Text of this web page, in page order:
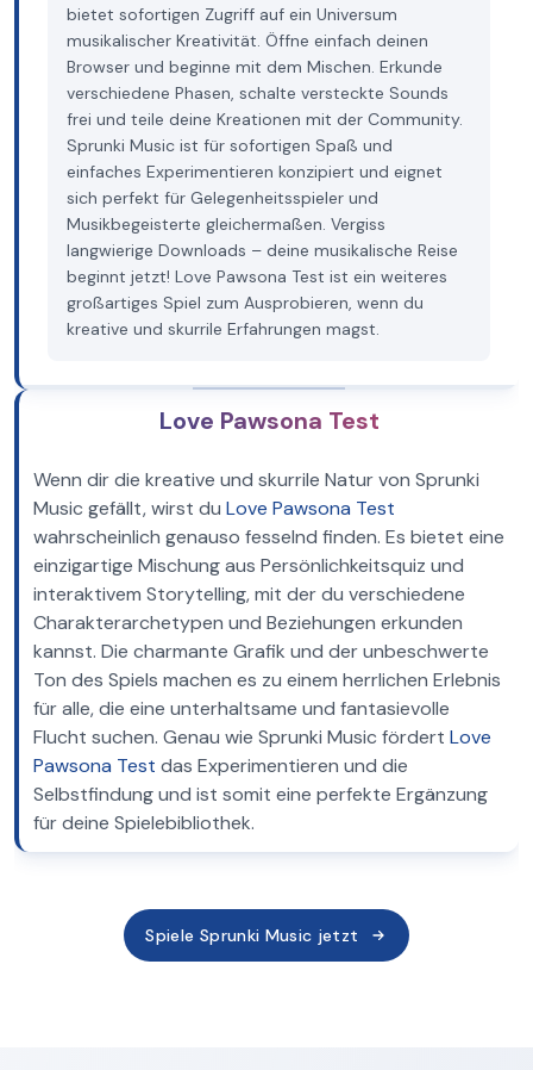
bietet sofortigen Zugriff auf ein Universum
musikalischer Kreativität. Öffne einfach deinen
Browser und beginne mit dem Mischen. Erkunde
verschiedene Phasen, schalte versteckte Sounds
frei und teile deine Kreationen mit der Community.
Sprunki Music ist für sofortigen Spaß und
einfaches Experimentieren konzipiert und eignet
sich perfekt für Gelegenheitsspieler und
Musikbegeisterte gleichermaßen. Vergiss
langwierige Downloads – deine musikalische Reise
beginnt jetzt! Love Pawsona Test ist ein weiteres
großartiges Spiel zum Ausprobieren, wenn du
kreative und skurrile Erfahrungen magst.
Love Pawsona Test
Wenn dir die kreative und skurrile Natur von Sprunki
Music gefällt, wirst du Love Pawsona Test
wahrscheinlich genauso fesselnd finden. Es bietet eine
einzigartige Mischung aus Persönlichkeitsquiz und
interaktivem Storytelling, mit der du verschiedene
Charakterarchetypen und Beziehungen erkunden
kannst. Die charmante Grafik und der unbeschwerte
Ton des Spiels machen es zu einem herrlichen Erlebnis
für alle, die eine unterhaltsame und fantasievolle
Flucht suchen. Genau wie Sprunki Music fördert Love
Pawsona Test das Experimentieren und die
Selbstfindung und ist somit eine perfekte Ergänzung
für deine Spielebibliothek.
Spiele Sprunki Music jetzt